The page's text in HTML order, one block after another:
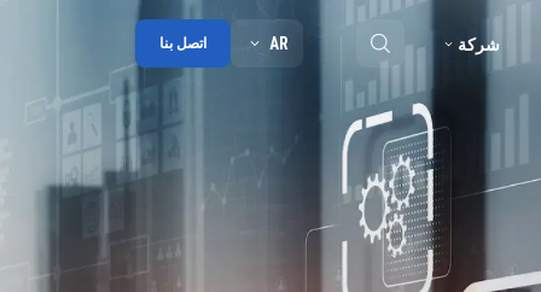
شركة AR اتصل بنا